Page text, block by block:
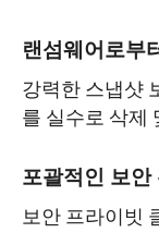
랜섬웨어로부
강력한 스냅샷
를 실수로 삭제
포괄적인 보안
보안 프라이빗